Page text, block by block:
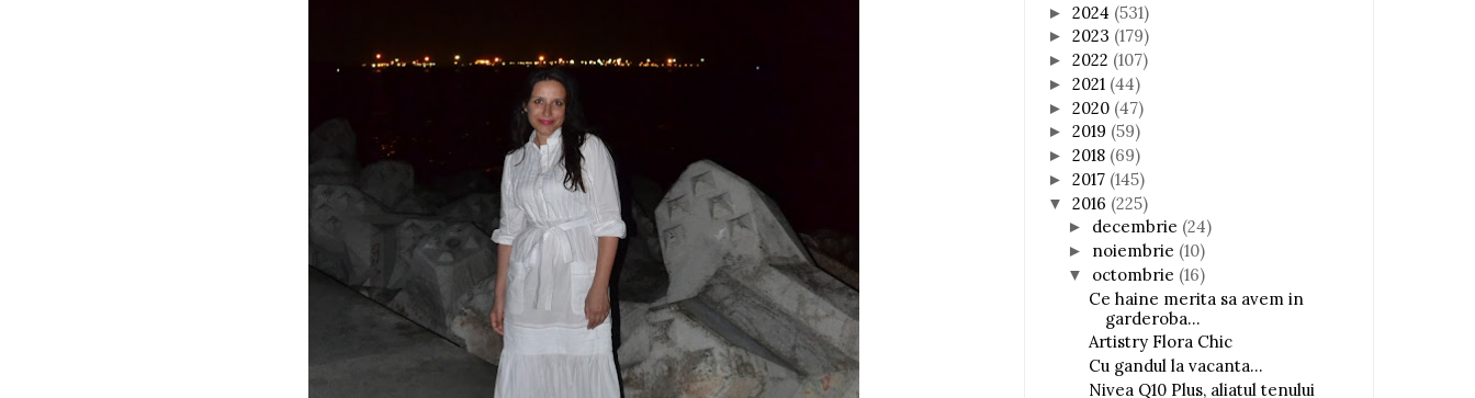
► 2024 (531)
► 2023 (179)
► 2022 (107)
► 2021 (44)
► 2020 (47)
► 2019 (59)
► 2018 (69)
► 2017 (145)
▼ 2016 (225)
► decembrie (24)
► noiembrie (10)
▼ octombrie (16)
Ce haine merita sa avem in
garderoba...
Artistry Flora Chic
Cu gandul la vacanta...
Nivea Q10 Plus, aliatul tenului